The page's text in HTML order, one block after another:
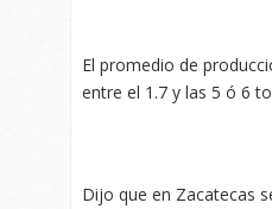
El promedio de
entre el 1.7 y las 5 ó 6
Dijo que en Zacatecas